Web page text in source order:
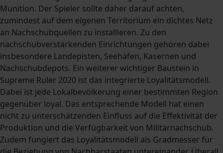
Munition. Der Spieler sollte daher darauf achten,
zumindest auf dem eigenen Territorium ein dichtes Netz
an Nachschubquellen zu installieren. Zu den
nachschubverstärkenden Einrichtungen gehören dabei
insbesondere Landepisten, Seehäfen, Kasernen und
Nachschubdepots. Ein weiterer wichtiger Baustein in
Supreme Ruler 2020 ist das integrierte Loyalitätsmodell.
Dabei ist jede Lokalbevölkerung einer bestimmten Region
gegenüber loyal. Das entsprechende Modell hat einen
nicht zu unterschätzenden Einfluss auf die Effektivität der
Produktion und die Verfügbarkeit von Militärnachschub.
Zudem fungiert das Loyalitätsmodell als Gradmesser für